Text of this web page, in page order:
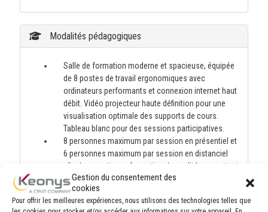
Gestion du consentement des
cookies
Pour offrir les meilleures expériences, nous utilisons des technologies telles que
Modalités pédagogiques
Salle de formation moderne et spacieuse, équipée
de 8 postes de travail ergonomiques avec
ordinateurs performants et connexion internet haut
débit. Vidéo projecteur haute définition pour une
visualisation optimale des supports de cours.
Tableau blanc pour des sessions participatives.
8 personnes maximum par session en présentiel et
6 personnes maximum par session en distanciel
afin de garantir une formation de qualité, permettant
une attention personnalisée du formateur et
favorisant les échanges entre participants. Cette
taille de groupe optimale facilite les exercices